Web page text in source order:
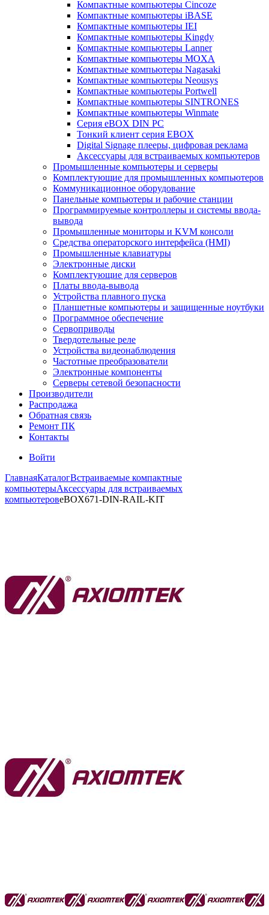
Компактные компьютеры Cincoze
Компактные компьютеры iBASE
Компактные компьютеры IEI
Компактные компьютеры Kingdy
Компактные компьютеры Lanner
Компактные компьютеры MOXA
Компактные компьютеры Nagasaki
Компактные компьютеры Neousys
Компактные компьютеры Portwell
Компактные компьютеры SINTRONES
Компактные компьютеры Winmate
Серия eBOX DIN PC
Тонкий клиент серия EBOX
Digital Signage плееры, цифровая реклама
Аксессуары для встраиваемых компьютеров
Промышленные компьютеры и серверы
Комплектующие для промышленных компьютеров
Коммуникационное оборудование
Панельные компьютеры и рабочие станции
Программируемые контроллеры и системы ввода-
вывода
Промышленные мониторы и KVM консоли
Средства операторского интерфейса (HMI)
Промышленные клавиатуры
Электронные диски
Комплектующие для серверов
Платы ввода-вывода
Устройства плавного пуска
Планшетные компьютеры и защищенные ноутбуки
Программное обеспечение
Сервоприводы
Твердотельные реле
Устройства видеонаблюдения
Частотные преобразователи
Электронные компоненты
Серверы сетевой безопасности
Производители
Распродажа
Обратная связь
Ремонт ПК
Контакты
Войти
ГлавнаяКаталогВстраиваемые компактные
компьютерыАксессуары для встраиваемых
компьютеровeBOX671-DIN-RAIL-KIT